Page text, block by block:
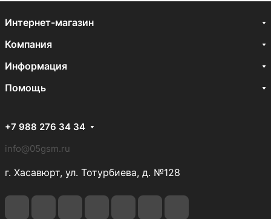
Интернет-магазин
Компания
Информация
Помощь
+7 988 276 34 34
info@05gsm.ru
г. Хасавюрт, ул. Тотурбиева, д. №128